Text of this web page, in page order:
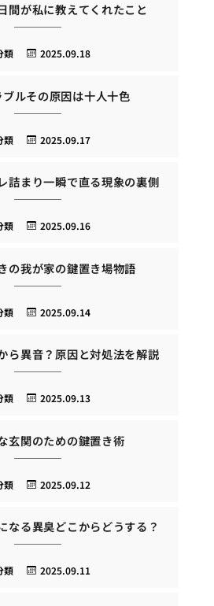
間が私に教えてくれたこと
2025.09.18
類
ルその原因は十人十色
2025.09.17
類
詰まり一瞬で直る現象の裏側
2025.09.16
類
の我が家の鍵置き場物語
2025.09.14
類
ら異音？原因と対処法を解説
2025.09.13
類
玄関のための鍵置き術
2025.09.12
類
なる異臭どこからどうする？
2025.09.11
類